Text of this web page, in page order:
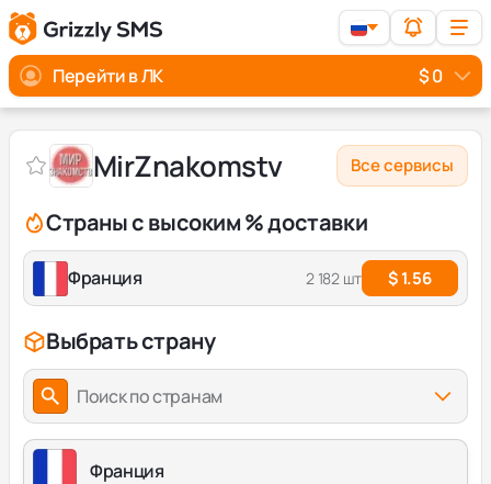
Перейти в ЛК $ 0
MirZnakomstv Все сервисы
Страны с высоким % доставки
Франция 2 182 шт $ 1.56
Выбрать страну
Поиск по странам
Франция